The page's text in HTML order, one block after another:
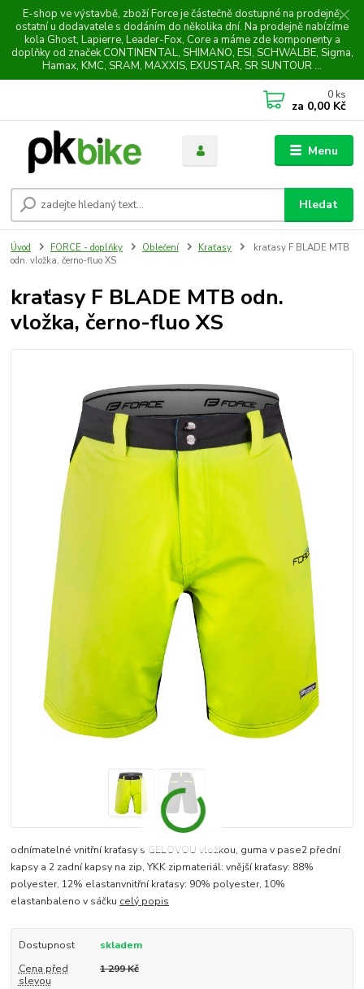
E-shop ve výstavbě, zboží Force je částečně dostupné na prodejně,
ostatní u dodavatele s dodáním do několika dní. Na prodejně nabízíme
kola Ghost, Lapierre, Leader-Fox, Core a máme zde komponenty a
doplňky od značek CONTINENTAL, SHIMANO, ESI, SCHWALBE, Sigma,
Hamax, KMC, SRAM, MAXXIS, EXUSTAR, SR SUNTOUR ...
Menu
Hledat
0 ks
za 0,00 Kč
Úvod FORCE - doplňky Oblečení Kraťasy
kraťasy F BLADE MTB
odn. vložka, černo-fluo XS
kraťasy F BLADE MTB odn.
vložka, černo-fluo XS
odnímatelné vnitřní kraťasy s GELOVOU vložkou, guma v pase2 přední
kapsy a 2 zadní kapsy na zip, YKK zipmateriál: vnější kraťasy: 88%
polyester, 12% elastanvnitřní kraťasy: 90% polyester, 10%
elastanbaleno v sáčku celý popis
Dostupnost
skladem
Cena před
slevou
1 299 Kč